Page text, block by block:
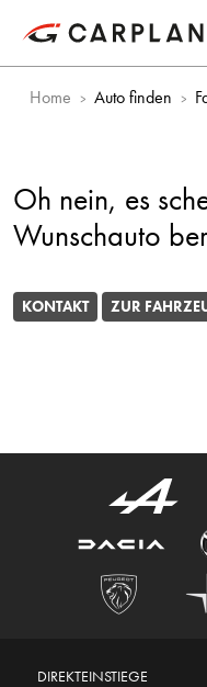
Home Auto finden
Oh nein, es
Wunschauto
KONTAKT ZUR
DIREKTEINSTIEGE